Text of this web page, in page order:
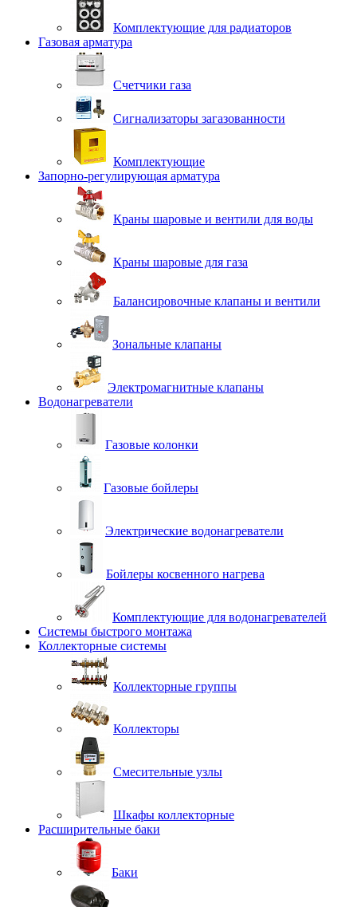
Комплектующие для радиаторов
Газовая арматура
Счетчики газа
Сигнализаторы загазованности
Комплектующие
Запорно-регулирующая арматура
Краны шаровые и вентили для воды
Краны шаровые для газа
Балансировочные клапаны и вентили
Зональные клапаны
Электромагнитные клапаны
Водонагреватели
Газовые колонки
Газовые бойлеры
Электрические водонагреватели
Бойлеры косвенного нагрева
Комплектующие для водонагревателей
Системы быстрого монтажа
Коллекторные системы
Коллекторные группы
Коллекторы
Смесительные узлы
Шкафы коллекторные
Расширительные баки
Баки